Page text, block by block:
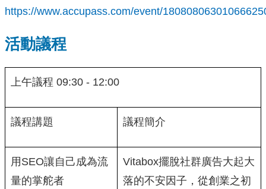
https://www.accupass.com/event/
活動議程
上午議程 09:30 - 12:00
議程講題 議程簡介
用SEO讓自己成為流
量的掌舵者
Vitabox擺脫社群廣告大起大
落的不安因子，從創業之初